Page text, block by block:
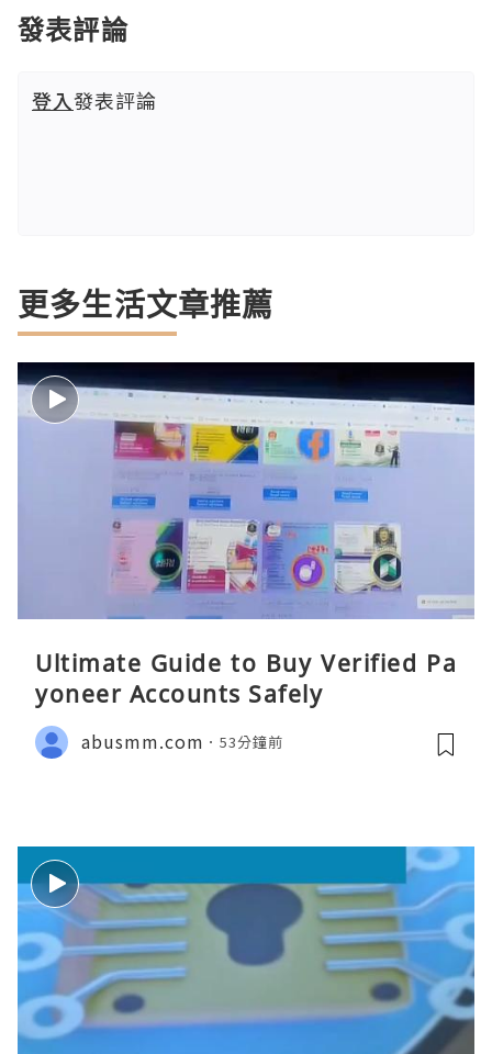
發表評論
登入發表評論
更多生活文章推薦
Ultimate Guide to Buy Verified Pa
yoneer Accounts Safely
abusmm.com 53分鐘前